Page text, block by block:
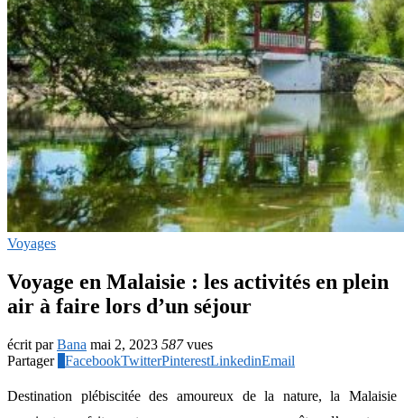
Voyages
Voyage en Malaisie : les activités en plein
air à faire lors d’un séjour
écrit parBana mai 2, 2023 587vues
Partager
FacebookTwitterPinterestLinkedinEmail
Destination plébiscitée des amoureux de la nature, la Malaisie